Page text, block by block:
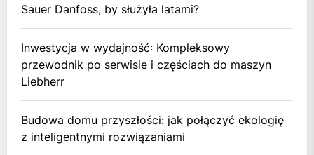
Sauer Danfoss, by służyła latami?
Inwestycja w wydajność: Kompleksowy
przewodnik po serwisie i częściach do maszyn
Liebherr
Budowa domu przyszłości: jak połączyć ekologię
z inteligentnymi rozwiązaniami